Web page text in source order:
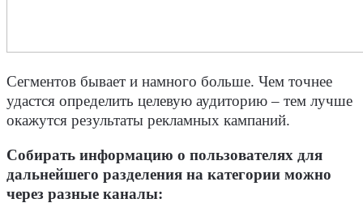
Сегментов бывает и намного больше. Чем точнее
удастся определить целевую аудиторию – тем лучше
окажутся результаты рекламных кампаний.
Собирать информацию о пользователях для
дальнейшего разделения на категории можно
через разные каналы: